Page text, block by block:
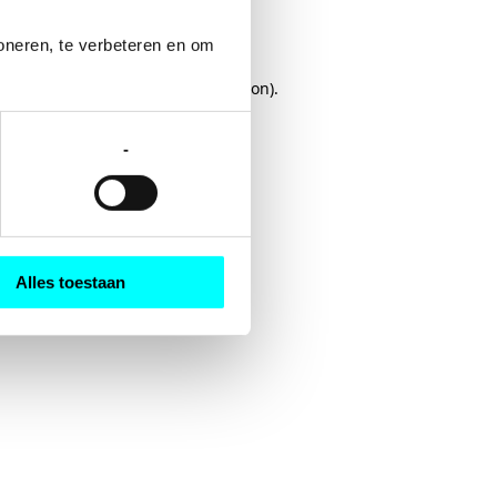
te verbeteren en om
-
Alles toestaan
for more information).